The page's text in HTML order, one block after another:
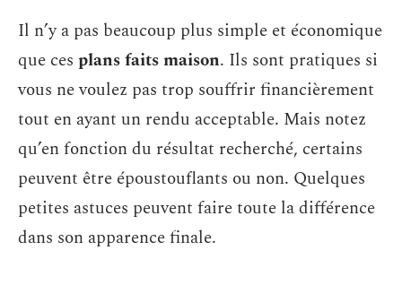
Il n’y a pas beaucoup plus simple et économique
que ces plans faits maison. Ils sont pratiques si
vous ne voulez pas trop souffrir financièrement
tout en ayant un rendu acceptable. Mais notez
qu’en fonction du résultat recherché, certains
peuvent être époustouflants ou non. Quelques
petites astuces peuvent faire toute la différence
dans son apparence finale.